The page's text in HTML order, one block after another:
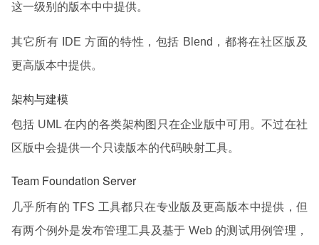
这一级别的版本中中提供。
其它所有 IDE 方面的特性，包括 Blend，都将在社区版及
更高版本中提供。
架构与建模
包括 UML 在内的各类架构图只在企业版中可用。不过在社
区版中会提供一个只读版本的代码映射工具。
Team Foundation Server
几乎所有的 TFS 工具都只在专业版及更高版本中提供，但
有两个例外是发布管理工具及基于 Web 的测试用例管理，